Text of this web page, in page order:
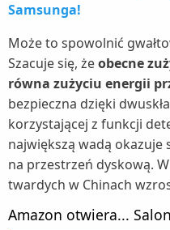
Samsunga!
Może to spowolnić
Szacuje się, żeobecne
równa zużyciu energii
bezpieczna dzięki
korzystającej z funkcji
największą wadą
na przestrzeń dyskową.
twardych w Chinach
Amazon otwiera...